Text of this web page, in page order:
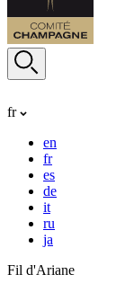
fr
en
fr
es
de
it
ru
ja
Fil d'Ariane